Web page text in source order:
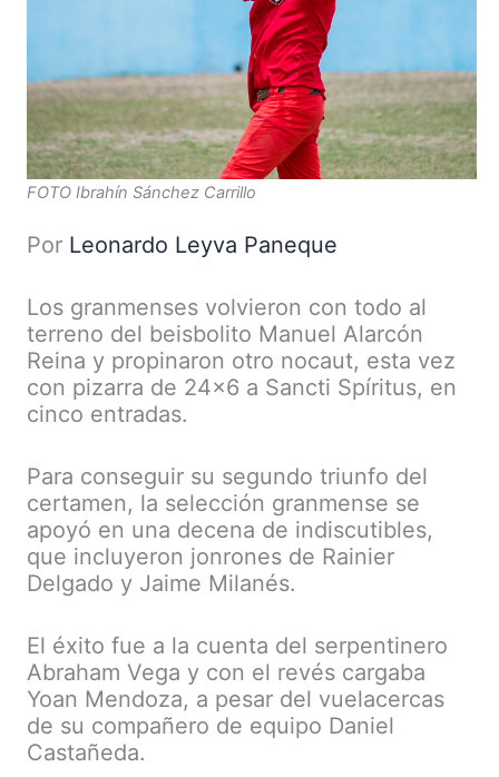
FOTO Ibrahín Sánchez Carrillo
Por Leonardo Leyva Paneque
Los granmenses volvieron con todo al
terreno del beisbolito Manuel Alarcón
Reina y propinaron otro nocaut, esta vez
con pizarra de 24×6 a Sancti Spíritus, en
cinco entradas.
Para conseguir su segundo triunfo del
certamen, la selección granmense se
apoyó en una decena de indiscutibles,
que incluyeron jonrones de Rainier
Delgado y Jaime Milanés.
El éxito fue a la cuenta del serpentinero
Abraham Vega y con el revés cargaba
Yoan Mendoza, a pesar del vuelacercas
de su compañero de equipo Daniel
Castañeda.